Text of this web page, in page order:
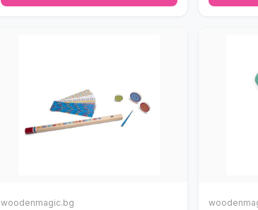
woodenmagic.bg